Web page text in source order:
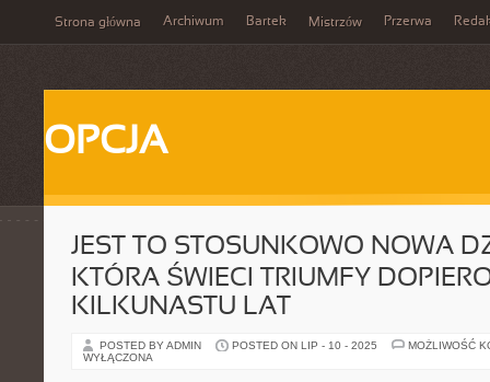
Strona główna Archiwum Bartek Mistrzów Przerwa
OPCJA
JEST TO STOSUNKOWO NOWA
KTÓRA ŚWIECI TRIUMFY
KILKUNASTU LAT
POSTED BY ADMIN POSTED ON LIP - 10 - 2025
MOŻLIWOŚĆ
WYŁĄCZONA